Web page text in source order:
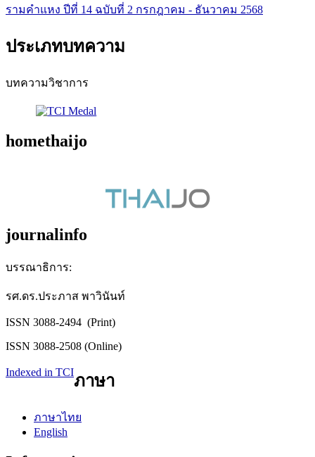
รามคำแหง ปีที่ 14 ฉบับที่ 2 กรกฎาคม - ธันวาคม 2568
ประเภทบทความ
บทความวิชาการ
homethaijo
journalinfo
บรรณาธิการ:
รศ.ดร.ประภาส พาวินันท์
ISSN 3088-2494 (Print)
ISSN 3088-2508 (Online)
Indexed in TCIภาษา
ภาษาไทย
English